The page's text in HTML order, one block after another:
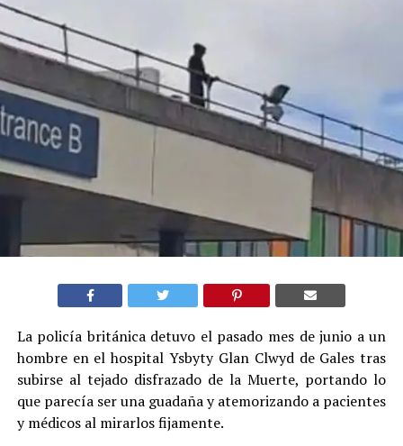
La policía británica detuvo el pasado mes de junio a un
hombre en el hospital Ysbyty Glan Clwyd de Gales tras
subirse al tejado disfrazado de la Muerte, portando lo
que parecía ser una guadaña y atemorizando a pacientes
y médicos al mirarlos fijamente.